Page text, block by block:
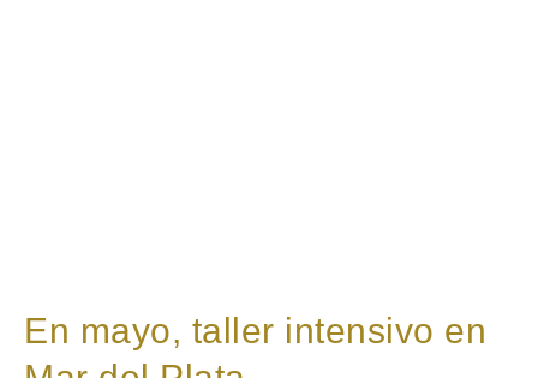
En mayo, taller intensivo en